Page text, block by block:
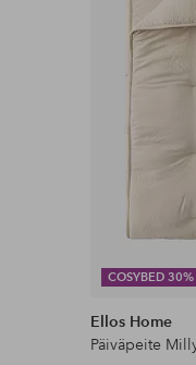
COSYBED 30%
Ellos Home
Päiväpeite